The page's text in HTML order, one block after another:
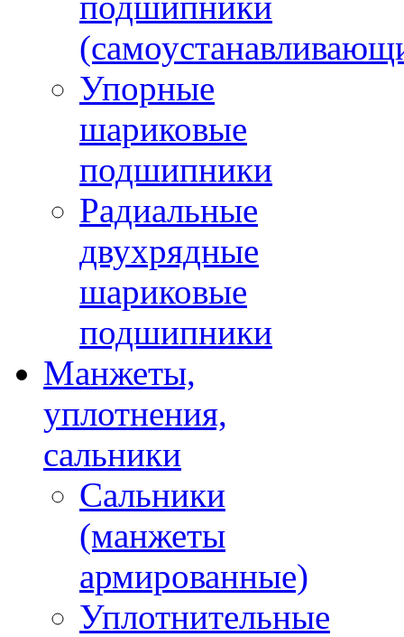
Упорные
шариковые
подшипники
Радиальные
двухрядные
шариковые
подшипники
Манжеты,
уплотнения,
сальники
Сальники
(манжеты
армированные)
Уплотнительные